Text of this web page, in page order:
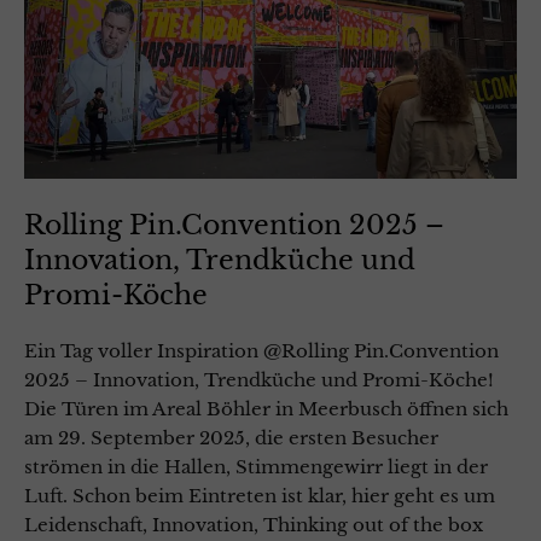
Rolling Pin.Convention 2025 –
Innovation, Trendküche und
Promi-Köche
Ein Tag voller Inspiration @Rolling Pin.Convention
2025 – Innovation, Trendküche und Promi-Köche!
Die Türen im Areal Böhler in Meerbusch öffnen sich
am 29. September 2025, die ersten Besucher
strömen in die Hallen, Stimmengewirr liegt in der
Luft. Schon beim Eintreten ist klar, hier geht es um
Leidenschaft, Innovation, Thinking out of the box